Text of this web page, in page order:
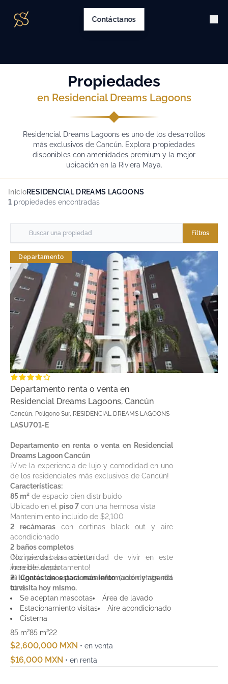
Contáctanos
Propiedades
en Residencial Dreams Lagoons
Residencial Dreams Lagoons es uno de los desarrollos
más exclusivos de Cancún. Explora propiedades
disponibles con amenidades premium y la mejor
ubicación en la Riviera Maya.
InicioRESIDENCIAL DREAMS LAGOONS
1 propiedades encontradas
Filtros
Departamento
Departamento renta o venta en
Residencial Dreams Lagoons, Cancún
Cancún, Polígono Sur, RESIDENCIAL DREAMS LAGOONS
LASU701-E
Departamento en renta o venta en Residencial
Dreams Lagoon Cancún
¡Vive la experiencia de lujo y comodidad en uno
de los residenciales más exclusivos de Cancún!
Características:
85 m² de espacio bien distribuido
Ubicado en el piso 7 con una hermosa vista
Mantenimiento incluido de $2,100
2 recámaras con cortinas black out y aire
acondicionado
2 baños completos
Cocina con barra abierta
Área de lavado
2 lugares de estacionamiento(uno detrás del
otro)
Amenidades de primer nivel:
Alberca
Área de juegos
Salón de eventos
Tienda de servicio
¡No pierdas la oportunidad de vivir en este
increíble departamento!
📲Contáctanos para más información y agenda
tu visita hoy mismo.
Se aceptan mascotas
Área de lavado
Estacionamiento visitas
Aire acondicionado
Cisterna
85 m²85 m²22
$2,600,000 MXN • en venta
$16,000 MXN • en renta